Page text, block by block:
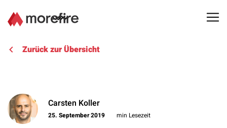
Lösungen
Über uns
Zurück zur Übersicht
Carsten Koller
25. September 2019 min Lesezeit